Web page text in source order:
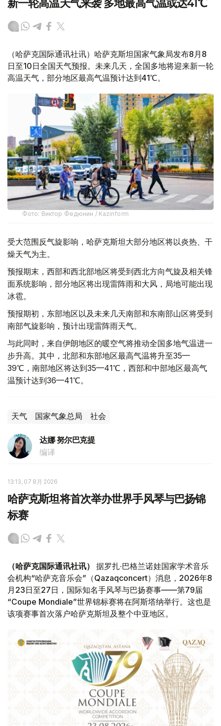
新一轮高温天气来袭 多地最高气温或达41℃
（哈萨克国际通讯社讯）哈萨克斯坦国家气象局发布8月8
日至10日全国天气预报。未来几天，全国多地将迎来新一轮
高温天气，部分地区最高气温预计达到41℃。
Фото: Виктор Федюнин / Kazinform
受大范围反气旋影响，哈萨克斯坦大部分地区将以炎热、干
燥天气为主。
预报期末，西部和西北部地区将受到西北方向气旋及相关锋
面系统影响，部分地区将出现雷阵雨和大风，局地可能出现
冰雹。
预报期初，东部地区以及未来几天南部和东南部山区将受到
南部气旋影响，预计出现雷阵雨天气。
与此同时，来自伊朗地区的暖空气将推动全国多地气温进一
步升高。其中，北部和东部地区最高气温将升至35—
39℃，南部地区将达到35—41℃，西部和中部地区最高气
温预计达到36—41℃。
天气 国家气象总局 社会
达娜 努尔巴克提
编译
13:13, 07 8月 2026
哈萨克斯坦将首次举办世界手风琴与巴扬锦
标赛
（哈萨克国际通讯社讯）
据罗扎·巴格兰诺娃国家学术音乐
会机构“哈萨克音乐会”（Qazaqconcert）消息，2026年8
月23日至27日，国际知名手风琴与巴扬赛事——第79届
“Coupe Mondiale”世界锦标赛将在阿斯塔纳举行。这也是
该项赛事首次落户哈萨克斯坦及整个中亚地区。